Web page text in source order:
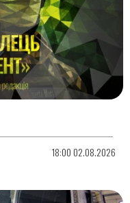
18:00 02.08.2026